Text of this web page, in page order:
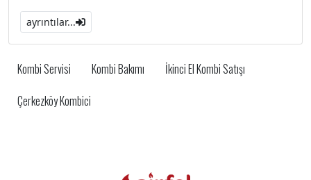
ayrıntılar...
Kombi Servisi Kombi Bakımı
İkinci El Kombi Satışı
Çerkezköy Kombici